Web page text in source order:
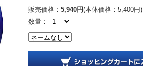
販売価格： 5,940円(本体価格：5,400円)
数量：